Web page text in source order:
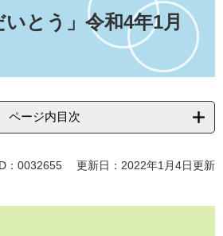
とう」令和4年1月
ページ内目次
：0032655 更新日：2022年1月4日更新